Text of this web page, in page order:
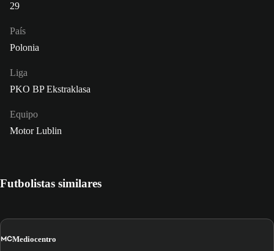
29
País
Polonia
Liga
PKO BP Ekstraklasa
Equipo
Motor Lublin
Futbolistas similares
MCMediocentro